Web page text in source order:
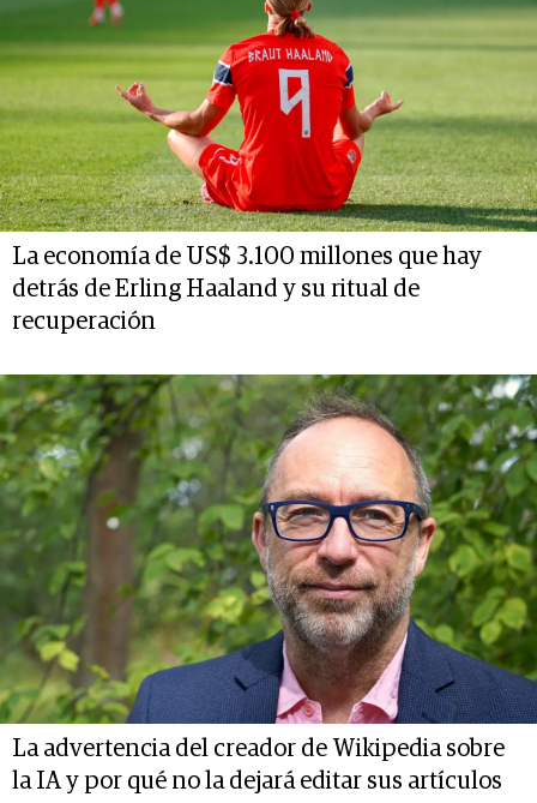
La economía de US$ 3.100 millones que hay
detrás de Erling Haaland y su ritual de
recuperación
La advertencia del creador de Wikipedia sobre
la IA y por qué no la dejará editar sus artículos